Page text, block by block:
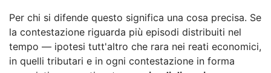
Per chi si difende questo significa una cosa precisa. Se
la contestazione riguarda più episodi distribuiti nel
tempo — ipotesi tutt'altro che rara nei reati economici,
in quelli tributari e in ogni contestazione in forma